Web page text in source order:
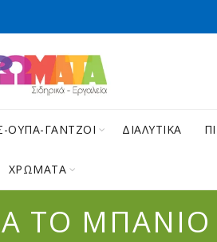
ΟΥΠΑ-ΓΑΝΤΖΟΙ ΔΙΑΛΥΤΙΚΑ
ΧΡΩΜΑΤΑ
ΤΟ ΜΠΑΝΙΟ